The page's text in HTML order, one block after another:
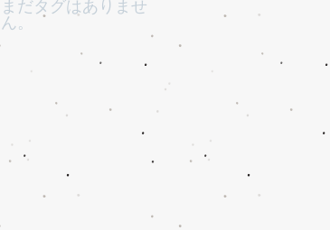
まだタグはありませ
ん。